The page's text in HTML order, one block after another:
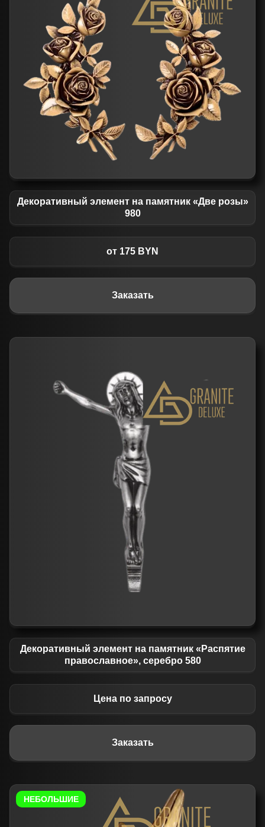
Декоративный элемент на памятник «Две розы»
980
от 175 BYN
Заказать
Декоративный элемент на памятник «Распятие
православное», серебро 580
Цена по запросу
Заказать
НЕБОЛЬШИЕ